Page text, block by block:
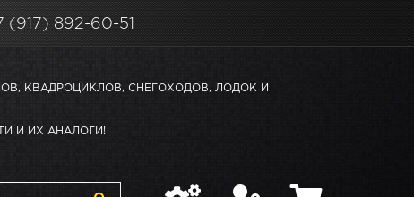
(917) 892-60-51
КВАДРОЦИКЛОВ, СНЕГОХОДОВ, ЛОДОК И
И ИХ АНАЛОГИ!